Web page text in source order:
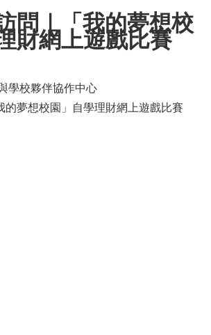
問｜「我的夢想校
財網上遊戲比賽
學校夥伴協作中心
的夢想校園」自學理財網上遊戲比賽